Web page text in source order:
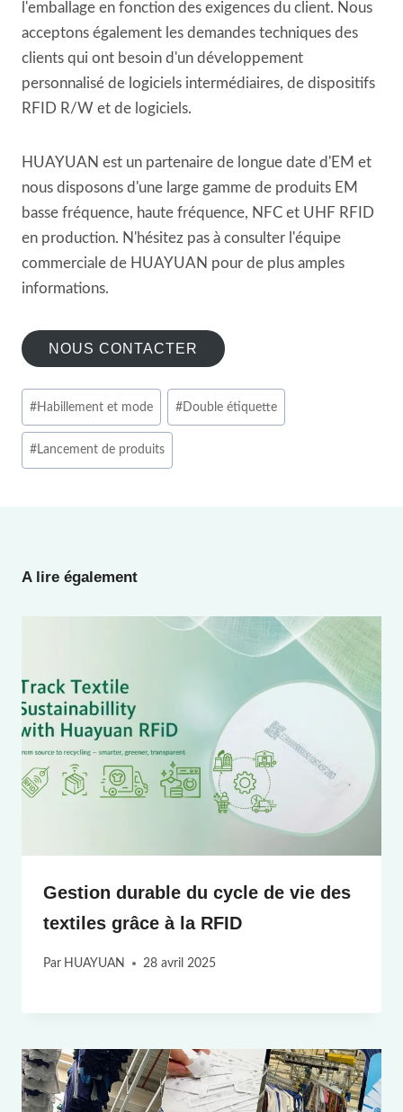
l'emballage en fonction des exigences du client. Nous
acceptons également les demandes techniques des
clients qui ont besoin d'un développement
personnalisé de logiciels intermédiaires, de dispositifs
RFID R/W et de logiciels.
HUAYUAN est un partenaire de longue date d'EM et
nous disposons d'une large gamme de produits EM
basse fréquence, haute fréquence, NFC et UHF RFID
en production. N'hésitez pas à consulter l'équipe
commerciale de HUAYUAN pour de plus amples
informations.
NOUS CONTACTER
Étiquettes
la
publication :
#Habillement et mode # Double étiquette
#Lancement de produits
A lire également
Gestion durable du cycle de vie des
textiles grâce à la RFID
Par HUAYUAN 28 avril 2025